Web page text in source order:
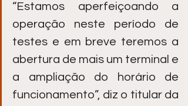
“Estamos aperfeiçoando a
operação neste período de
testes e em breve teremos a
abertura de mais um terminal e
a ampliação do horário de
funcionamento”, diz o titular da